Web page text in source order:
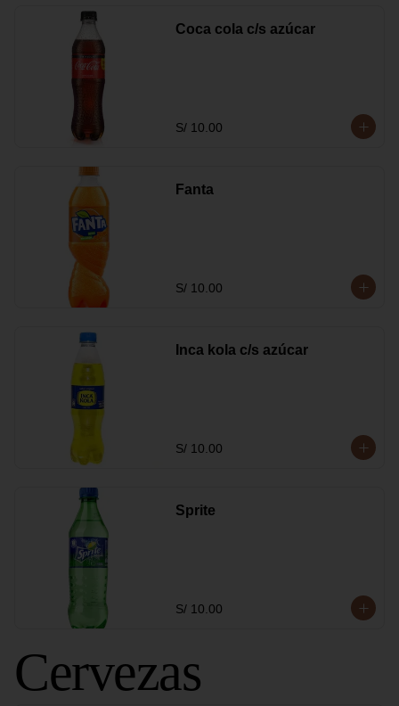
Coca cola c/s azúcar
S/ 10.00
Fanta
S/ 10.00
Inca kola c/s azúcar
S/ 10.00
Sprite
S/ 10.00
Cervezas